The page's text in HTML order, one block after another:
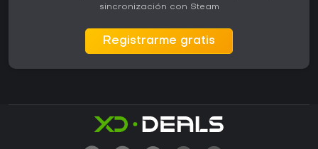
sincronización con Steam
Registrarme gratis